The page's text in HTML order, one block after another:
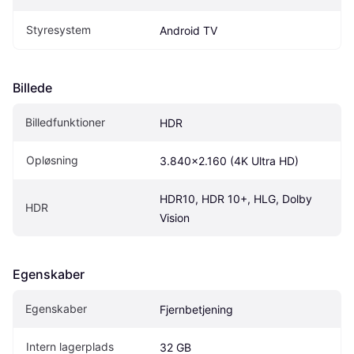
Styresystem Android TV
Billede
Billedfunktioner HDR
Opløsning 3.840x2.160 (4K Ultra HD)
HDR
HDR10, HDR 10+, HLG, Dolby
Vision
Egenskaber
Egenskaber Fjernbetjening
Intern lagerplads 32 GB